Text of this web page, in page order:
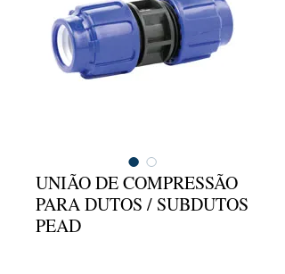
UNIÃO DE COMPRESSÃO
PARA DUTOS / SUBDUTOS
PEAD